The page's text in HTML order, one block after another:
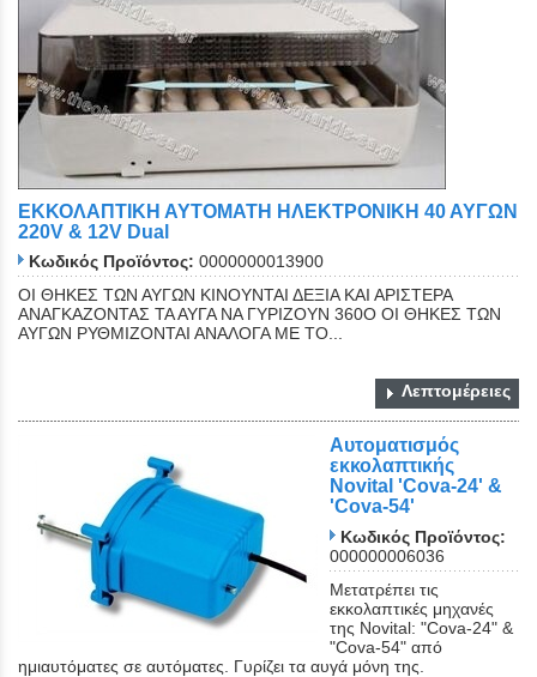
ΕΚΚΟΛΑΠΤΙΚΗ ΑΥΤΟΜΑΤΗ ΗΛΕΚΤΡΟΝΙΚΗ 40 ΑΥΓΩΝ
220V & 12V Dual
Κωδικός Προϊόντος: 0000000013900
ΟΙ ΘΗΚΕΣ ΤΩΝ ΑΥΓΩΝ ΚΙΝΟΥΝΤΑΙ ΔΕΞΙΑ ΚΑΙ ΑΡΙΣΤΕΡΑ
ΑΝΑΓΚΑΖΟΝΤΑΣ ΤΑ ΑΥΓΑ ΝΑ ΓΥΡΙΖΟΥΝ 360Ο ΟΙ ΘΗΚΕΣ ΤΩΝ
ΑΥΓΩΝ ΡΥΘΜΙΖΟΝΤΑΙ ΑΝΑΛΟΓΑ ΜΕ ΤΟ...
Λεπτομέρειες
Αυτοματισμός
εκκολαπτικής
Novital 'Cova-24' &
'Cova-54'
Κωδικός Προϊόντος:
000000006036
Μετατρέπει τις
εκκολαπτικές μηχανές
της Novital: "Cova-24" &
"Cova-54" από
ημιαυτόματες σε αυτόματες. Γυρίζει τα αυγά μόνη της.